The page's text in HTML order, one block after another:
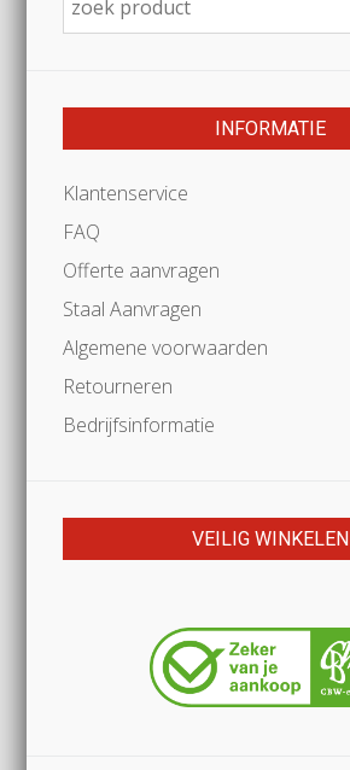
INFORMATIE
Klantenservice
FAQ
Offerte aanvragen
Staal Aanvragen
Algemene voorwaarden
Retourneren
Bedrijfsinformatie
VEILIG WINKELEN